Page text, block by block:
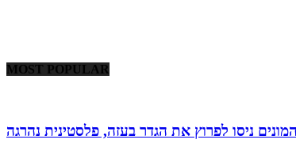
MOST POPULAR
המונים ניסו לפרוץ את הגדר בעזה, פלסטינית נהרגה